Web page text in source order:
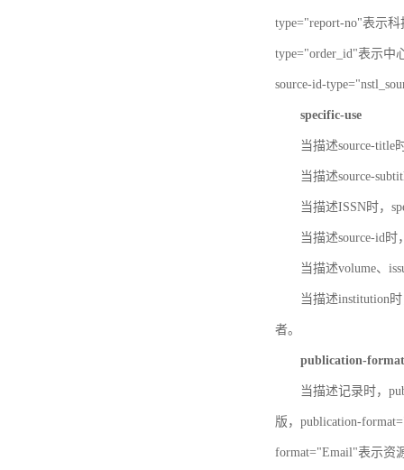
type="report-no"表示
type="order_id"表示中
source-id-
specific-use
当描述source-title
当描述source-
当描述ISSN时，
当描述source-id
当描述volume、
当描述institution
者。
publication-format
当描述记录时，
版，publication-
format="Email"表示资